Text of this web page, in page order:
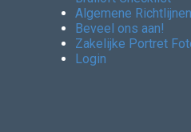
Algemene
Beveel ons aan!
Zakelijke Portret
Login